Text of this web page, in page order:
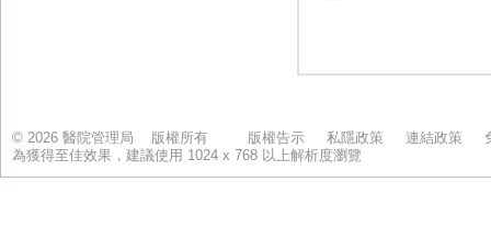
© 2026 醫院管理局 版權所有 版權告示 私隱政策 連結政策
為獲得至佳效果，建議使用 1024 x 768 以上解析度瀏覽